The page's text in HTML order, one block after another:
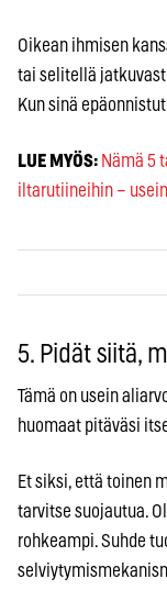
Oikean ihmisen
tai selitellä
Kun sinä
LUE MYÖS: Nämä 5
iltarutiineihin –
5. Pidät siitä,
Tämä on usein
huomaat pitäväsi
Et siksi, että toinen
tarvitse suojautua.
rohkeampi. Suhde